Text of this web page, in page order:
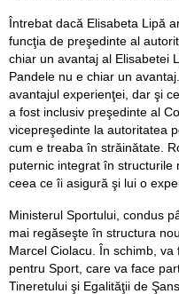
Întrebat dacă Elisabeta Lipă
funcţia de preşedinte al
chiar un avantaj al Elisabetei
Pandele nu e chiar un
avantajul experienţei, dar şi
a fost inclusiv preşedinte al
vicepreşedinte la autoritatea
cum e treaba în străinătate.
puternic integrat în structurile
ceea ce îi asigură şi lui o
Ministerul Sportului, condus
mai regăseşte în structura
Marcel Ciolacu. În schimb,
pentru Sport, care va face
Tineretului şi Egalităţii de